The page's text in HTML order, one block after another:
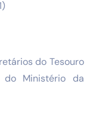
do Tesouro
do Ministério da